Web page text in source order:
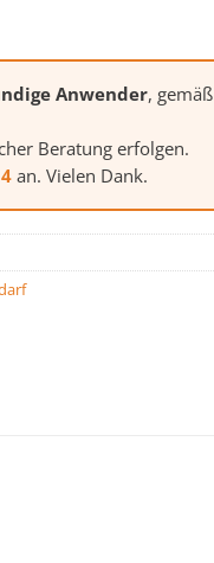
Anwender, gemäß
Beratung erfolgen.
an. Vielen Dank.